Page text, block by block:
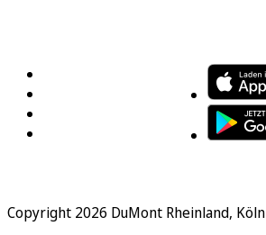
Copyright 2026 DuMont Rheinland, Köln